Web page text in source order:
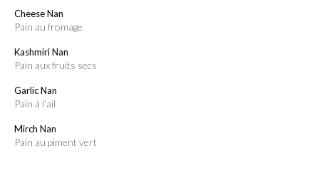
Cheese Nan
pain au fromage
Kashmiri Nan
pain aux fruits secs
Garlic Nan
pain à l'ail
Mirch Nan
pain au piment vert